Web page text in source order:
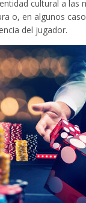
cultural a
o, en algunos
del jugador.